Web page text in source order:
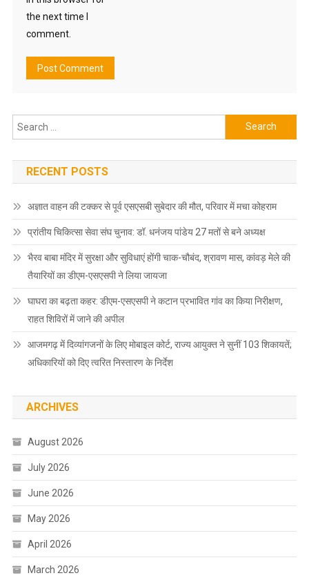
the next time I
comment.
Search
for:
RECENT POSTS
अज्ञात वाहन की टक्कर से पूर्व एसएसबी सुबेदार की मौत, परिवार में मचा कोहराम
प्रांतीय चिकित्सा सेवा संघ चुनाव: डॉ. धनंजय पांडेय 27 मतों से बने अध्यक्ष
भैरव बाबा मंदिर में सुरक्षा और सुविधाएं होंगी चाक-चौबंद, श्रावण मास, कांवड़ मेले की
तैयारियों का डीएम-एसएसपी ने लिया जायजा
घाघरा का बढ़ता कहर: डीएम-एसएसपी ने कटान प्रभावित गांव का किया निरीक्षण,
राहत शिविरों में जाने की अपील
आजमगढ़ में दिव्यांगजनों के लिए मोबाइल कोर्ट, राज्य आयुक्त ने सुनीं 103 शिकायतें;
अधिकारियों को दिए त्वरित निस्तारण के निर्देश
ARCHIVES
August 2026
July 2026
June 2026
May 2026
April 2026
March 2026